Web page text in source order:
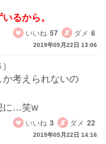
るから。
いいね 57 ダメ 6
2019年05月22日 13:06
)
考えられないの
に…笑w
いいね 3 ダメ 22
2019年05月22日 14:16